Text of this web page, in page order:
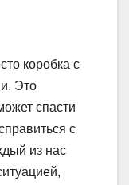
коробка с
Это
спасти
с
из нас